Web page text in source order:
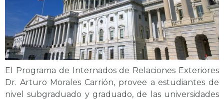
El Programa de Internados de Relaciones Exteriores
Dr. Arturo Morales Carrión, provee a estudiantes de
nivel subgraduado y graduado, de las universidades